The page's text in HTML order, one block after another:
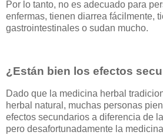
Por lo tanto, no es adecuado para
enfermas, tienen diarrea fácilmente,
gastrointestinales o sudan mucho.
¿Están bien los efectos
Dado que la medicina herbal
herbal natural, muchas personas
efectos secundarios a diferencia de
pero desafortunadamente la